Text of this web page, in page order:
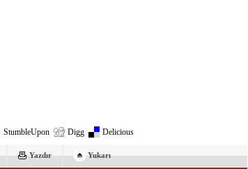
StumbleUpon Digg Delicious
Yazdır Yukarı